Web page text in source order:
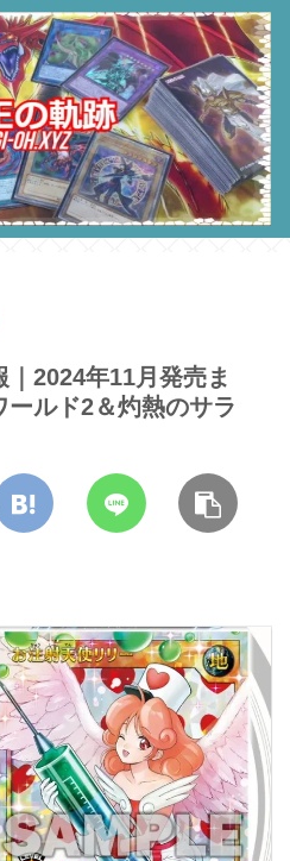
｜2024年11月発売ま
ールド2＆灼熱のサラ